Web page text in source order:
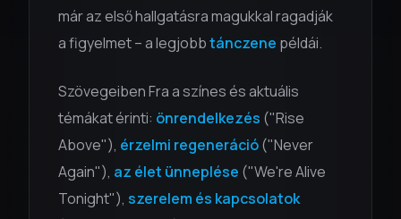
már az első hallgatásra magukkal ragadják
a figyelmet – a legjobbtánczene példái.
Szövegeiben Fra a színes és aktuális
témákat érinti: önrendelkezés ("Rise
Above"), érzelmi regeneráció("Never
Again"), az élet ünneplése ("We're Alive
Tonight"), szerelem és kapcsolatok